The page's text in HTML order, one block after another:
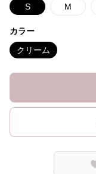
S M
カラー
クリーム